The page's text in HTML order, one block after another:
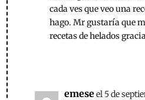
cada ves que veo una
hago. Mr gustaría que
recetas de helados
emeseel 5 de